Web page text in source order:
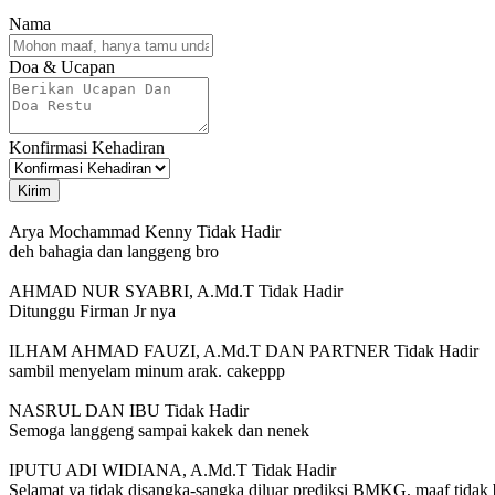
Nama
Doa & Ucapan
Konfirmasi Kehadiran
Kirim
Arya Mochammad Kenny Tidak Hadir
deh bahagia dan langgeng bro
AHMAD NUR SYABRI, A.Md.T Tidak Hadir
Ditunggu Firman Jr nya
ILHAM AHMAD FAUZI, A.Md.T DAN PARTNER Tidak Hadir
sambil menyelam minum arak. cakeppp
NASRUL DAN IBU Tidak Hadir
Semoga langgeng sampai kakek dan nenek
IPUTU ADI WIDIANA, A.Md.T Tidak Hadir
Selamat ya tidak disangka-sangka diluar prediksi BMKG, maaf tidak